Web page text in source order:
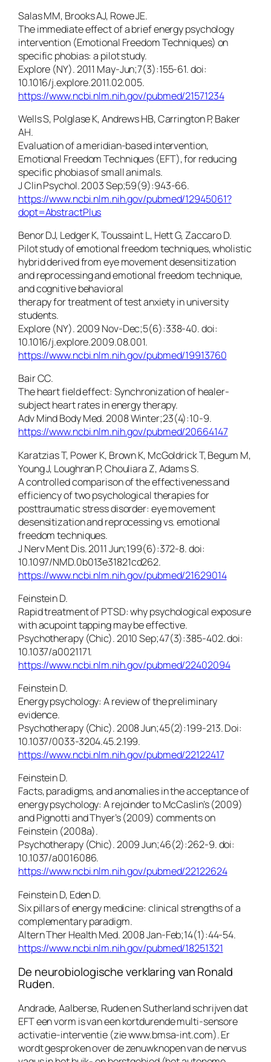
Salas MM, Brooks AJ, Rowe JE.
The immediate effect of a brief energy psychology
intervention (Emotional Freedom Techniques) on
specific phobias: a pilot study.
Explore (NY). 2011 May-Jun;7(3):155-61. doi:
10.1016/j.explore.2011.02.005.
https://www.ncbi.nlm.nih.gov/pubmed/21571234
Wells S, Polglase K, Andrews HB, Carrington P, Baker
AH.
Evaluation of a meridian-based intervention,
Emotional Freedom Techniques (EFT), for reducing
specific phobias of small animals.
J Clin Psychol. 2003 Sep;59(9):943-66.
https://www.ncbi.nlm.nih.gov/pubmed/12945061?
dopt=AbstractPlus
Benor DJ, Ledger K, Toussaint L, Hett G, Zaccaro D.
Pilot study of emotional freedom techniques, wholistic
hybrid derived from eye movement desensitization
and reprocessing and emotional freedom technique,
and cognitive behavioral
therapy for treatment of test anxiety in university
students.
Explore (NY). 2009 Nov-Dec;5(6):338-40. doi:
10.1016/j.explore.2009.08.001.
https://www.ncbi.nlm.nih.gov/pubmed/19913760
Bair CC.
The heart field effect: Synchronization of healer-
subject heart rates in energy therapy.
Adv Mind Body Med. 2008 Winter;23(4):10-9.
https://www.ncbi.nlm.nih.gov/pubmed/20664147
Karatzias T, Power K, Brown K, McGoldrick T, Begum M,
Young J, Loughran P, Chouliara Z, Adams S.
A controlled comparison of the effectiveness and
efficiency of two psychological therapies for
posttraumatic stress disorder: eye movement
desensitization and reprocessing vs. emotional
freedom techniques.
J Nerv Ment Dis. 2011 Jun;199(6):372-8. doi:
10.1097/NMD.0b013e31821cd262.
https://www.ncbi.nlm.nih.gov/pubmed/21629014
Feinstein D.
Rapid treatment of PTSD: why psychological exposure
with acupoint tapping may be effective.
Psychotherapy (Chic). 2010 Sep;47(3):385-402. doi:
10.1037/a0021171.
https://www.ncbi.nlm.nih.gov/pubmed/22402094
Feinstein D.
Energy psychology: A review of the preliminary
evidence.
Psychotherapy (Chic). 2008 Jun;45(2):199-213. Doi:
10.1037/0033-3204.45.2.199.
https://www.ncbi.nlm.nih.gov/pubmed/22122417
Feinstein D.
Facts, paradigms, and anomalies in the acceptance of
energy psychology: A rejoinder to McCaslin’s (2009)
and Pignotti and Thyer’s (2009) comments on
Feinstein (2008a).
Psychotherapy (Chic). 2009 Jun;46(2):262-9. doi:
10.1037/a0016086.
https://www.ncbi.nlm.nih.gov/pubmed/22122624
Feinstein D, Eden D.
Six pillars of energy medicine: clinical strengths of a
complementary paradigm.
Altern Ther Health Med. 2008 Jan-Feb;14(1):44-54.
https://www.ncbi.nlm.nih.gov/pubmed/18251321
De neurobiologische verklaring van Ronald
Ruden.
Andrade, Aalberse, Ruden en Sutherland schrijven dat
EFT een vorm is van een kortdurende multi-sensore
activatie-interventie (zie www.bmsa-int.com). Er
wordt gesproken over de zenuwknopen van de nervus